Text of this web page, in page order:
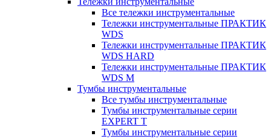
Все тележки инструментальные
Тележки инструментальные ПРАКТИК
WDS
Тележки инструментальные ПРАКТИК
WDS HARD
Тележки инструментальные ПРАКТИК
WDS M
Тумбы инструментальные
Все тумбы инструментальные
Тумбы инструментальные серии
EXPERT T
Тумбы инструментальные серии